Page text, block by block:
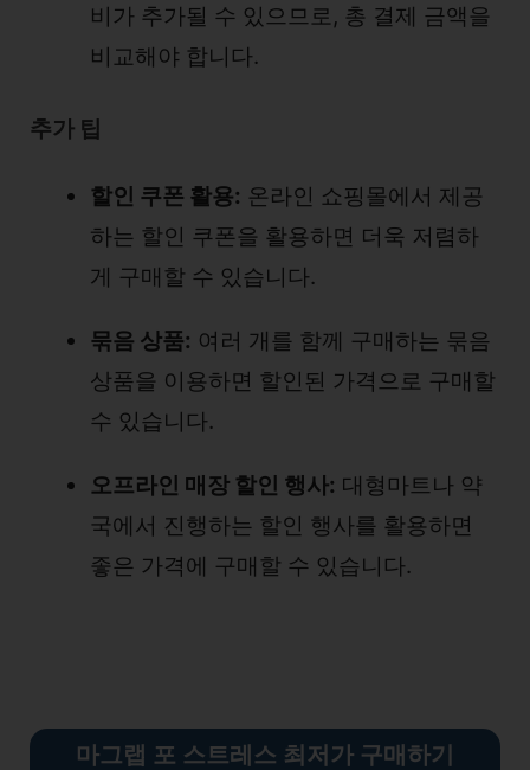
비가 추가될 수 있으므로, 총 결제 금액을
비교해야 합니다.
추가 팁
할인 쿠폰 활용: 온라인 쇼핑몰에서 제공
하는 할인 쿠폰을 활용하면 더욱 저렴하
게 구매할 수 있습니다.
묶음 상품: 여러 개를 함께 구매하는 묶음
상품을 이용하면 할인된 가격으로 구매할
수 있습니다.
오프라인 매장 할인 행사: 대형마트나 약
국에서 진행하는 할인 행사를 활용하면
좋은 가격에 구매할 수 있습니다.
마그랩 포 스트레스 최저가 구매하기